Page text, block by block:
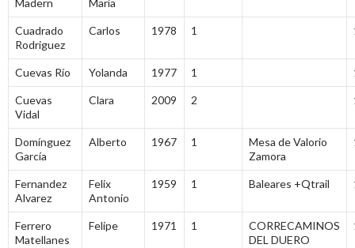
Madern
Maria
Cuadrado
Rodriguez
Carlos 1978 1
Cuevas Río Yolanda 1977 1
Cuevas
Vidal
Clara 2009 2
Domínguez
García
Alberto 1967 1
Mesa de Valorio
Zamora
Fernandez
Alvarez
Felix
Antonio
1959 1 Baleares +Qtrail
Ferrero
Matellanes
Felipe 1971 1
CORRECAMINOS
DEL DUERO